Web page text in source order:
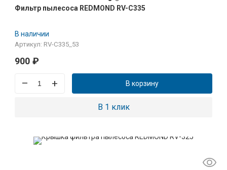
Фильтр пылесоса REDMOND RV-C335
В наличии
Артикул: RV-C335_53
900 ₽
– + В корзину
В 1 клик